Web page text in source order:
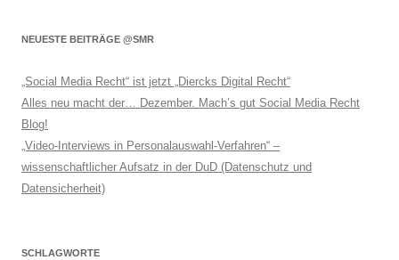
NEUESTE BEITRÄGE @SMR
„Social Media Recht“ ist jetzt „Diercks Digital Recht“
Alles neu macht der… Dezember. Mach’s gut Social Media Recht
Blog!
„Video-Interviews in Personalauswahl-Verfahren“ –
wissenschaftlicher Aufsatz in der DuD (Datenschutz und
Datensicherheit)
SCHLAGWORTE